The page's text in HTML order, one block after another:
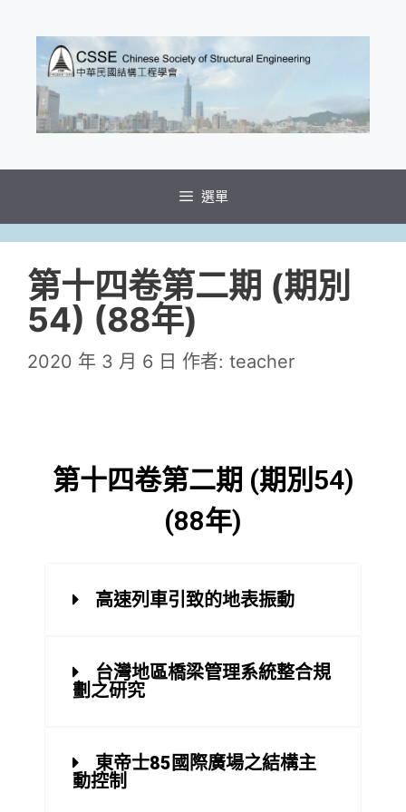
選單
第十四卷第二期 (期別
54) (88年)
2020 年 3 月 6 日 作者: teacher
第十四卷第二期 (期別54)
(88年)
高速列車引致的地表振動
台灣地區橋梁管理系統整合規
劃之研究
東帝士85國際廣場之結構主
動控制